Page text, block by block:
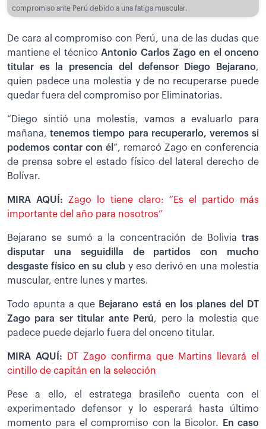
compromiso ante Perú debido a una fatiga muscular.
De cara al compromiso con Perú, una de las dudas que
mantiene el técnico Antonio Carlos Zago en el onceno
titular es la presencia del defensor Diego Bejarano,
quien padece una molestia y de no recuperarse puede
quedar fuera del compromiso por Eliminatorias.
“Diego sintió una molestia, vamos a evaluarlo para
mañana,tenemos tiempo para recuperarlo, veremos si
podemos contar con él ”, remarcó Zago en conferencia
de prensa sobre el estado físico del lateral derecho de
Bolívar.
MIRA AQUÍ: Zago lo tiene claro: “Es el partido más
importante del año para nosotros”
Bejarano se sumó a la concentración de Bolivia tras
disputar una seguidilla de partidos con mucho
desgaste físico en su club y eso derivó en una molestia
muscular, entre lunes y martes.
Todo apunta a que Bejarano está en los planes del DT
Zago para ser titular ante Perú, pero la molestia que
padece puede dejarlo fuera del onceno titular.
MIRA AQUÍ:
DT Zago confirma que Martins llevará el
cintillo de capitán en la selección
Pese a ello, el estratega brasileño cuenta con el
experimentado defensor y lo esperará hasta último
momento para el compromiso con la Bicolor.
En caso